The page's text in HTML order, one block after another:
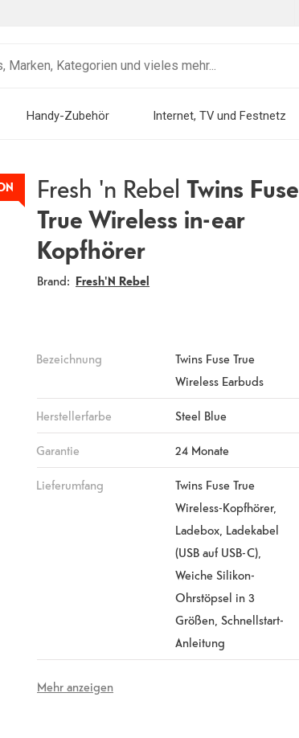
Handy-Zubehör Internet, TV und Festnetz
Fresh 'n Rebel Twins Fuse
True Wireless in-ear
Kopfhörer
Brand: Fresh'N Rebel
Bezeichnung
Twins Fuse True
Wireless Earbuds
Herstellerfarbe Steel Blue
Garantie 24 Monate
Lieferumfang
Twins Fuse True
Wireless-Kopfhörer,
Ladebox, Ladekabel
(USB auf USB-C),
Weiche Silikon-
Ohrstöpsel in 3
Größen, Schnellstart-
Anleitung
Mehr anzeigen